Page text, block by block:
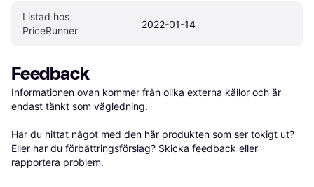
Listad hos
PriceRunner
2022-01-14
Feedback
Informationen ovan kommer från olika externa källor och är
endast tänkt som vägledning.
Har du hittat något med den här produkten som ser tokigt ut?
Eller har du förbättringsförslag? Skicka feedback eller
rapportera problem.